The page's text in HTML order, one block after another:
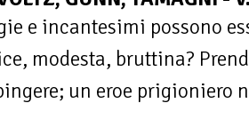
e incantesimi possono
modesta, bruttina?
un eroe prigioniero